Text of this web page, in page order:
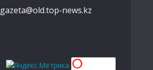
gazeta@old.top-news.kz